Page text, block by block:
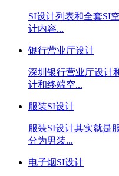
SI设计列表和全套SI
计内容...
银行营业厅设计
深圳银行营业厅设计
计和终端空...
服装SI设计
服装SI设计其实就是
分为男装...
电子烟SI设计